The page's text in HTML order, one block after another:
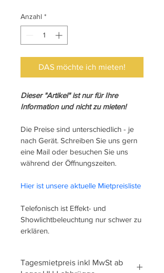
Anzahl *
DAS möchte ich mieten!
Dieser "Artikel" ist nur für Ihre
Information und nicht zu mieten!
Die Preise sind unterschiedlich - je
nach Gerät. Schreiben Sie uns gern
eine Mail oder besuchen Sie uns
während der Öffnungszeiten.
Hier ist unsere aktuelle Mietpreisliste
Telefonisch ist Effekt- und
Showlichtbeleuchtung nur schwer zu
erklären.
Tagesmietpreis inkl MwSt ab